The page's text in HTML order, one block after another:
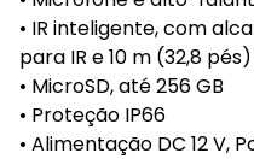
• IR inteligente, com
para IR e 10 m (32,8
• MicroSD, até 256 GB
• Proteção IP66
• Alimentação DC 12 V,